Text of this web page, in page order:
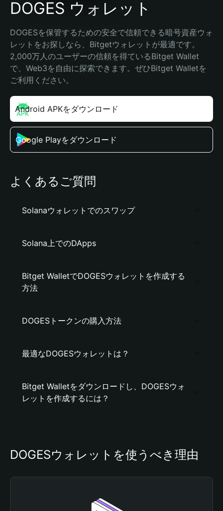
DOGES ウォレット
DOGESを保管するための安全で信頼できる暗号資産ウォ
レットをお探しなら、Bitgetウォレットが最適です。
2,000万人のユーザーの信頼を得ているBitget Wallet
で、Web3を自由に探索できます。ぜひBitget Walletを
ご利用ください。
Android APKをダウンロード
Google Playをダウンロード
よくあるご質問
Solanaウォレットでのスワップ
Solana上でのDApps
Bitget WalletでDOGESウォレットを作成する
方法
DOGESトークンの購入方法
最適なDOGESウォレットは？
Bitget Walletをダウンロードし、DOGESウォ
レットを作成するには？
DOGESウォレットを使うべき理由